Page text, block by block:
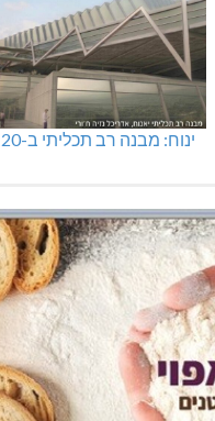
ינוח: מבנה רב תכליתי ב-120 מלש"ח